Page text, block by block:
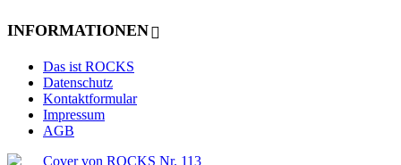
INFORMATIONEN
Das ist ROCKS
Datenschutz
Kontaktformular
Impressum
AGB